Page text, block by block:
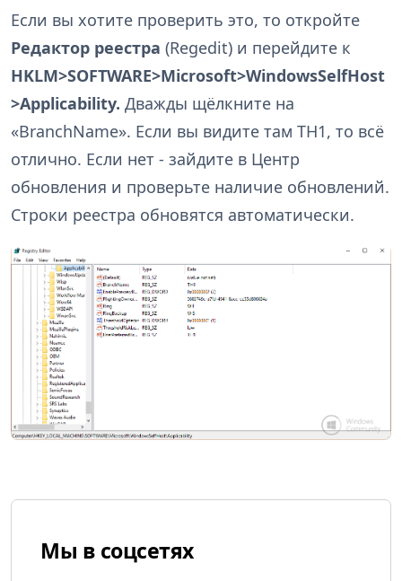
Если вы хотите проверить это, то откройте
Редактор реестра (Regedit) и перейдите к
HKLM>SOFTWARE>Microsoft>WindowsSelfHost
>Applicability. Дважды щёлкните на
«BranchName». Если вы видите там TH1, то всё
отлично. Если нет - зайдите в Центр
обновления и проверьте наличие обновлений.
Строки реестра обновятся автоматически.
Мы в соцсетях